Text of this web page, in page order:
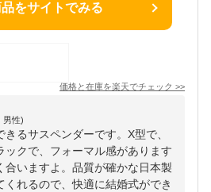
をサイトでみる
価格と在庫を楽天でチェック >>
男性)
るサスペンダーです。X型で、
ックで、フォーマル感があります
合いますよ。品質が確かな日本製
くれるので、快適に結婚式ができ